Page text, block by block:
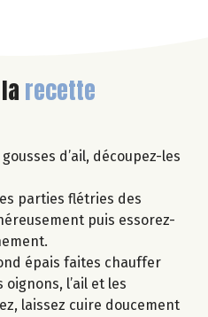
recette
d’ail, découpez-les
parties flétries des
puis essorez-
épais faites chauffer
oignons, l’ail et les
laissez cuire doucement